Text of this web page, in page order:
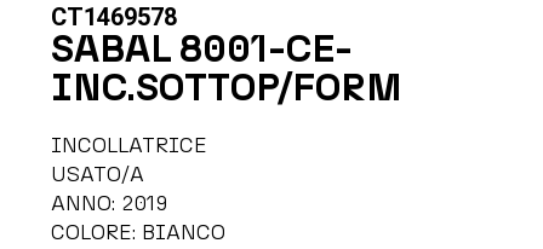
CT1469578
SABAL 8001-CE-
INC.SOTTOP/FORM
INCOLLATRICE
USATO/A
ANNO: 2019
COLORE: BIANCO